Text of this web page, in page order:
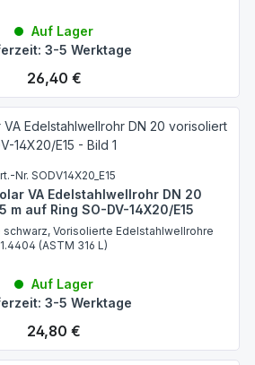
Auf Lager
3-5 Werktage
Regulärer Preis:
26,40 €
Nr. SODV14X20_E15
VA Edelstahlwellrohr DN 20
m auf Ring SO-DV-14X20/E15
Vorisolierte Edelstahlwellrohre
1.4404 (ASTM 316 L)
Auf Lager
3-5 Werktage
Regulärer Preis:
24,80 €